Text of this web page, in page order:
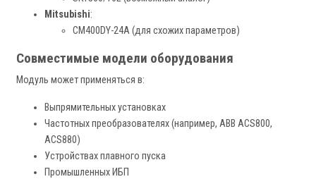
Mitsubishi:
CM400DY-24A (для схожих параметров)
Совместимые модели оборудования
Модуль может применяться в:
Выпрямительных установках
Частотных преобразователях (например, ABB ACS800,
ACS880)
Устройствах плавного пуска
Промышленных ИБП